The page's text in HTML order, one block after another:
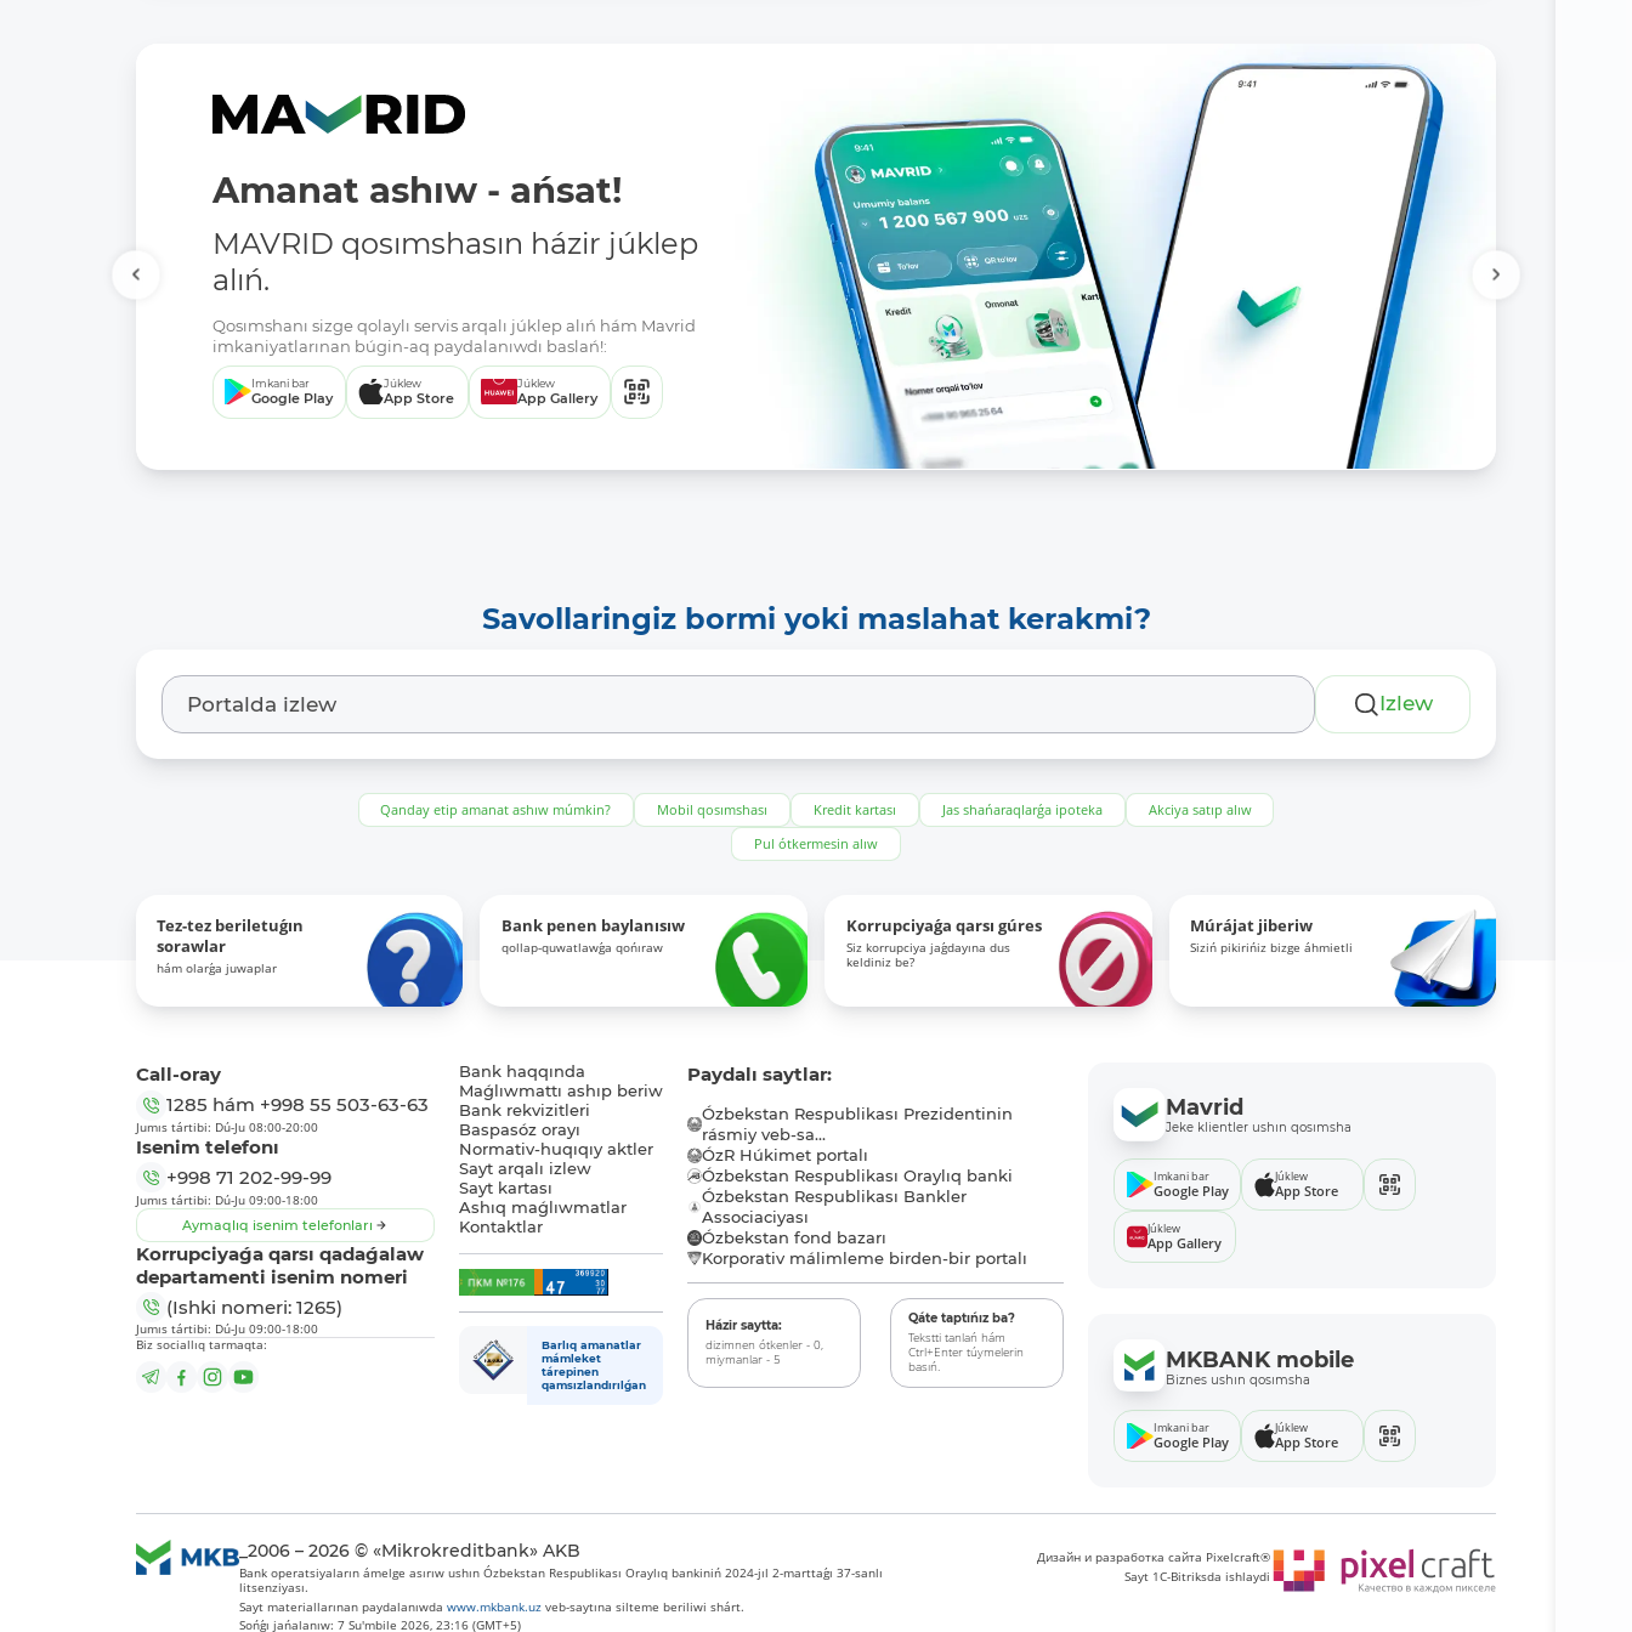
Amanat ashıw - ańsat!
MAVRID qosımshasın házir júklep
alıń.
Qosımshanı sizge qolaylı servis arqalı júklep alıń hám Mavrid
imkaniyatlarınan búgin-aq paydalanıwdı baslań!:
Imkani bar
Google Play
Júklew
App Store
Júklew
App Gallery
Savollaringiz bormi yoki maslahat kerakmi?
Izlew
Qanday etip amanat ashıw múmkin? Mobil qosımshası Kredit kartası Jas shańaraqlarǵa ipoteka
Akciya satıp alıw
Pul ótkermesin alıw
Tez-tez beriletuǵın
sorawlar
hám olarǵa juwaplar
Bank penen baylanısıw
qollap-quwatlawǵa qońıraw
Korrupciyaǵa qarsı gúres
Siz korrupciya jaǵdayına dus
keldiniz be?
Múrájat jiberiw
Siziń pikirińiz bizge áhmietli
Call-oray
1285 hám +998 55 503-63-63
Jumıs tártibi: Dú-Ju 08:00-20:00
Isenim telefonı
+998 71 202-99-99
Jumıs tártibi: Dú-Ju 09:00-18:00
Aymaqlıq isenim telefonları
Korrupciyaǵa qarsı qadaǵalaw
departamenti isenim nomeri
(Ishki nomeri: 1265)
Jumıs tártibi: Dú-Ju 09:00-18:00
Biz sociallıq tarmaqta:
Bank haqqında
Maǵlıwmattı ashıp beriw
Bank rekvizitleri
Baspasóz orayı
Normativ-huqıqıy aktler
Sayt arqalı izlew
Sayt kartası
Ashıq maǵlıwmatlar
Kontaktlar
Barlıq amanatlar
mámleket
tárepinen
qamsızlandırılǵan
Paydalı saytlar:
Ózbekstan Respublikası Prezidentinin
rásmiy veb-sa...
ÓzR Húkimet portalı
Ózbekstan Respublikası Oraylıq banki
Ózbekstan Respublikası Bankler
Associaciyası
Ózbekstan fond bazarı
Korporativ málimleme birden-bir portalı
Házir saytta:
dizimnen ótkenler - 0,
miymanlar - 5
Qáte taptıńız ba?
Tekstti tanlań hám
Ctrl+Enter túymelerin
basıń.
Mavrid
Jeke klientler ushın qosımsha
Imkani bar
Google Play
Júklew
App Store
Júklew
App Gallery
MKBANK mobile
Biznes ushın qosımsha
Imkani bar
Google Play
Júklew
App Store
_2006 – 2026 © «Mikrokreditbank» AKB
Bank operatsiyaların ámelge asırıw ushın Ózbekstan Respublikası Oraylıq bankiniń 2024-jıl 2-marttaǵı 37-sanlı
litsenziyası.
Sayt materiallarınan paydalanıwdawww.mkbank.uz veb-saytına silteme beriliwi shárt.
Sońǵı jańalanıw: 7 Su'mbile 2026, 23:16 (GMT+5)
Дизайн и разработка сайта Pixelcraft®
Sayt 1C-Bitriksda ishlaydi